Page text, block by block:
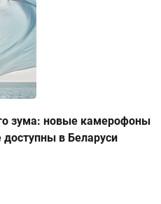
зума: новые камерофоны
в Беларуси